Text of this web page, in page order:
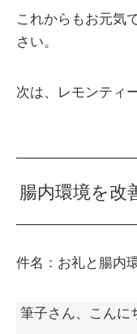
これからもお元気
さい。
次は、レモンティ
腸内環境を改
件名：お礼と腸内
筆子さん、こんに